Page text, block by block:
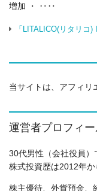
増加 ・ ‥‥
「LITALICO(リタリコ
当サイトは、アフィリ
運営者プロフィ
30代男性（会社役員）
株式投資歴は2012年か
株主優待、外貨預金、